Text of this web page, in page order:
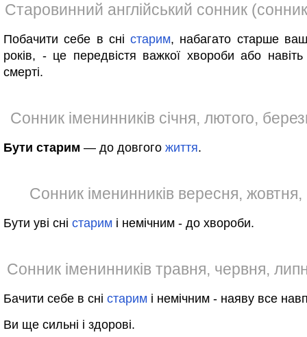
Старовинний англійський сонник
Побачити себе в сні старим, набагато старше
років, - це передвістя важкої хвороби або навіть
смерті.
Сонник іменинників січня, лютого,
Бути старим — до довгого життя.
Сонник іменинників вересня, жовтня,
Бути уві сні старим і немічним - до хвороби.
Сонник іменинників травня, червня,
Бачити себе в сні старим і немічним - наяву все
Ви ще сильні і здорові.